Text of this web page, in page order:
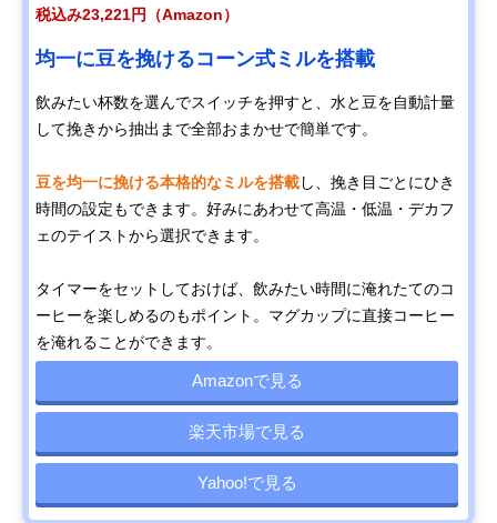
税込み23,221円（Amazon）
均一に豆を挽けるコーン式ミルを搭載
飲みたい杯数を選んでスイッチを押すと、水と豆を自動計量
して挽きから抽出まで全部おまかせで簡単です。
豆を均一に挽ける本格的なミルを搭載し、挽き目ごとにひき
時間の設定もできます。好みにあわせて高温・低温・デカフ
ェのテイストから選択できます。
タイマーをセットしておけば、飲みたい時間に淹れたてのコ
ーヒーを楽しめるのもポイント。マグカップに直接コーヒー
を淹れることができます。
Amazonで見る
楽天市場で見る
Yahoo!で見る